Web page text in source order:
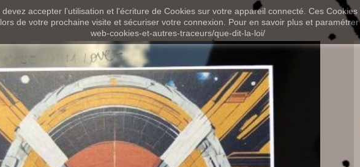
accepter l’utilisation et l'écriture de Cookies sur votre appareil connecté. Ces
de votre prochaine visite et sécuriser votre connexion. Pour en savoir plus et
web-cookies-et-autres-traceurs/que-dit-la-loi/